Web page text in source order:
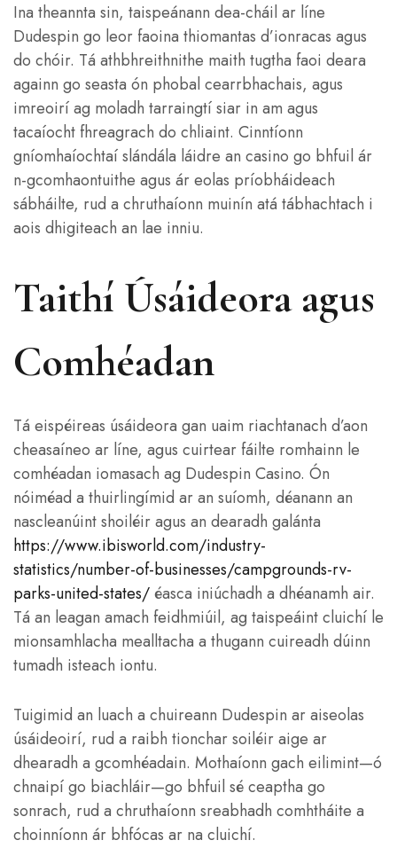
Ina theannta sin, taispeánann dea-cháil ar líne
Dudespin go leor faoina thiomantas d’ionracas agus
do chóir. Tá athbhreithnithe maith tugtha faoi deara
againn go seasta ón phobal cearrbhachais, agus
imreoirí ag moladh tarraingtí siar in am agus
tacaíocht fhreagrach do chliaint. Cinntíonn
gníomhaíochtaí slándála láidre an casino go bhfuil ár
n-gcomhaontuithe agus ár eolas príobháideach
sábháilte, rud a chruthaíonn muinín atá tábhachtach i
aois dhigiteach an lae inniu.
Taithí Úsáideora agus
Comhéadan
Tá eispéireas úsáideora gan uaim riachtanach d’aon
cheasaíneo ar líne, agus cuirtear fáilte romhainn le
comhéadan iomasach ag Dudespin Casino. Ón
nóiméad a thuirlingímid ar an suíomh, déanann an
nascleanúint shoiléir agus an dearadh galánta
https://www.ibisworld.com/industry-
statistics/number-of-businesses/campgrounds-rv-
parks-united-states/éasca iniúchadh a dhéanamh air.
Tá an leagan amach feidhmiúil, ag taispeáint cluichí le
mionsamhlacha mealltacha a thugann cuireadh dúinn
tumadh isteach iontu.
Tuigimid an luach a chuireann Dudespin ar aiseolas
úsáideoirí, rud a raibh tionchar soiléir aige ar
dhearadh a gcomhéadain. Mothaíonn gach eilimint—ó
chnaipí go biachláir—go bhfuil sé ceaptha go
sonrach, rud a chruthaíonn sreabhadh comhtháite a
choinníonn ár bhfócas ar na cluichí.